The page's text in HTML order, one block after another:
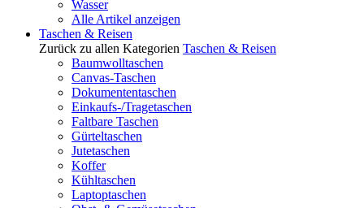
Wasser
Alle Artikel anzeigen
Taschen & Reisen
Zurück zu allen Kategorien Taschen & Reisen
Baumwolltaschen
Canvas-Taschen
Dokumententaschen
Einkaufs-/Tragetaschen
Faltbare Taschen
Gürteltaschen
Jutetaschen
Koffer
Kühltaschen
Laptoptaschen